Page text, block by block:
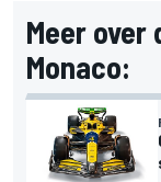
Meer over
Monaco: